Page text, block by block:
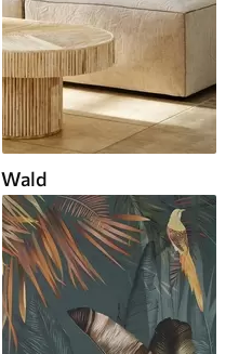
Wald